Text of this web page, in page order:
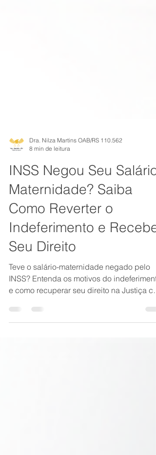
8 min de leitura
INSS Negou Seu Salário-
Maternidade? Saiba
Como Reverter o
Indeferimento e Receber
Seu Direito
Teve o salário-maternidade negado pelo
INSS? Entenda os motivos do indeferimento
e como recuperar seu direito na Justiça